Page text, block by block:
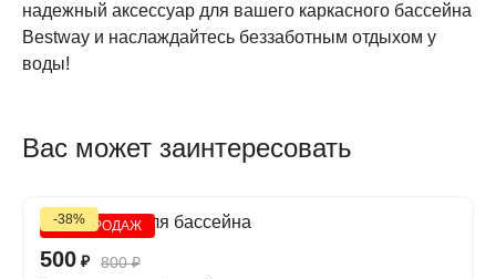
надежный аксессуар для вашего каркасного бассейна
Bestway и наслаждайтесь беззаботным отдыхом у
воды!
Вас может заинтересовать
ХИТ ПРОДАЖ
-38%
500 ₽ 800₽